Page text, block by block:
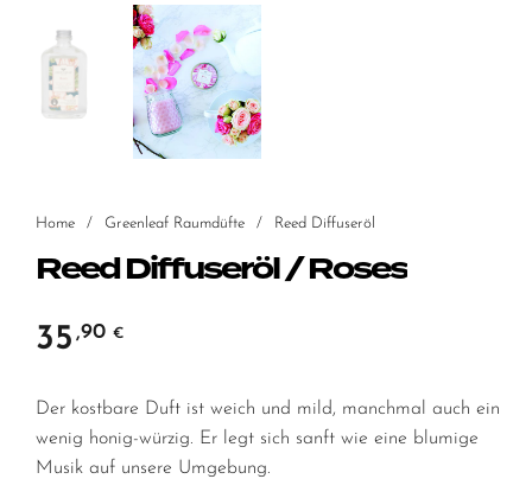
Home / Greenleaf Raumdüfte / Reed Diffuseröl
Reed Diffuseröl / Roses
35 ,90 €
Der kostbare Duft ist weich und mild, manchmal auch ein
wenig honig-würzig. Er legt sich sanft wie eine blumige
Musik auf unsere Umgebung.